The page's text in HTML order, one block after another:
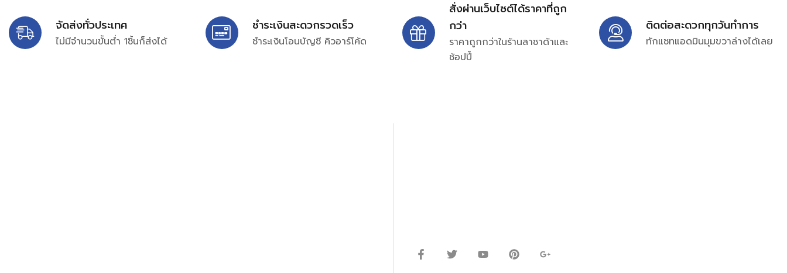
จัดส่งทั่วประเทศ
ไม่มีจำนวนขั้นต่ำ 1ชิ้นก็ส่งได้
ชำระเงินสะดวกรวดเร็ว
ชำระเงินโอนบัญชี คิวอาร์โค้ด
สั่งผ่านเว็บไซต์ได้ราคาที่ถูก
กว่า
ราคาถูกกว่าในร้านลาซาด้าและ
ช้อปปี้
ติดต่อสะดวกทุกวันทำการ
ทักแชทแอดมินมุมขวาล่างได้เลย